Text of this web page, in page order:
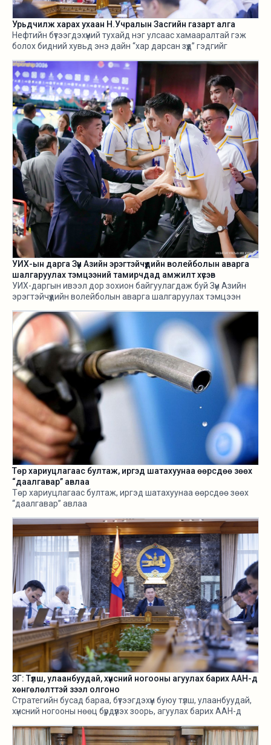
Урьдчилж харах ухаан Н.Учралын Засгийн газарт алга
Нефтийн бүтээгдэхүүний тухайд нэг улсаас хамааралтай гэж
болох бидний хувьд энэ дайн “хар дарсан зүүд” гэдгийг
бүхнийг бодитой тооцож, болзошгүй эрсдэл, хүндрэлийг
урьдчилж харж, хариу арга хэмжээ авах ухаан Н.Учралын
Засгийн газарт ч алга.
УИХ-ын дарга Зүүн Азийн эрэгтэйчүүдийн волейболын аварга
шалгаруулах тэмцээний тамирчдад амжилт хүсэв
УИХ-даргын ивээл дор зохион байгуулагдаж буй Зүүн Азийн
эрэгтэйчүүдийн волейболын аварга шалгаруулах тэмцээн
Төр хариуцлагаас бултаж, иргэд шатахуунаа өөрсдөө зөөх
“даалгавар” авлаа
Төр хариуцлагаас бултаж, иргэд шатахуунаа өөрсдөө зөөх
“даалгавар” авлаа
ЗГ: Түлш, улаанбуудай, хүнсний ногооны агуулах барих ААН-д
хөнгөлөлттэй зээл олгоно
Стратегийн бусад бараа, бүтээгдэхүүн буюу түлш, улаанбуудай,
хүнсний ногооны нөөц бүрдүүлэх зоорь, агуулах барих ААН-д
салбарын сайд нарт үүрэг болголоо.